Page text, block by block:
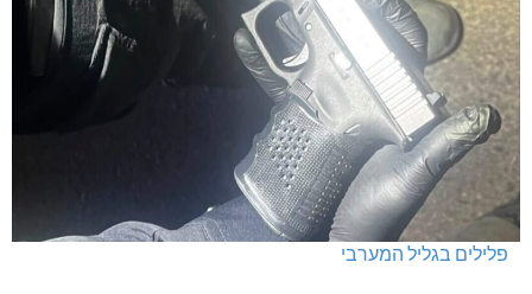
פלילים בגליל המערבי